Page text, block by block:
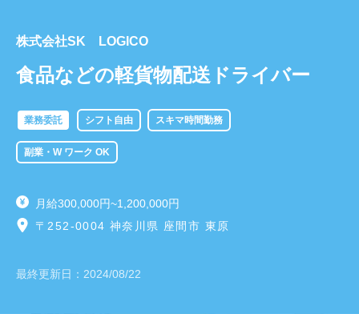
株式会社SK LOGICO
食品などの軽貨物配送ドライバー
業務委託 シフト自由 スキマ時間勤務
副業・W ワーク OK
月給300,000円~1,200,000円
〒252-0004 神奈川県 座間市 東原
最終更新日： 2024/08/22